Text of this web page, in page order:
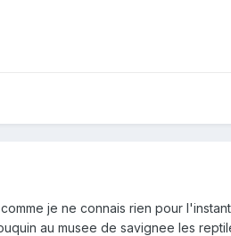
je ne connais rien pour
au musee de savignee les